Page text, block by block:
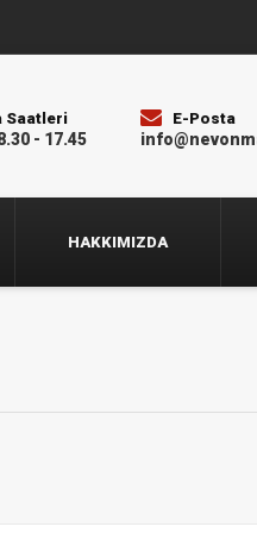
HAKKIMIZDA
Saatleri
- 17.45
E-Posta